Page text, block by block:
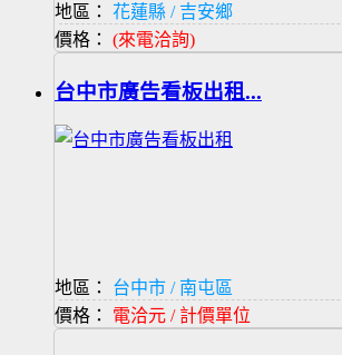
地區：
花蓮縣 / 吉安鄉
價格： (來電洽詢)
台中市廣告看板出租...
地區：
台中市 / 南屯區
價格： 電洽元 / 計價單位